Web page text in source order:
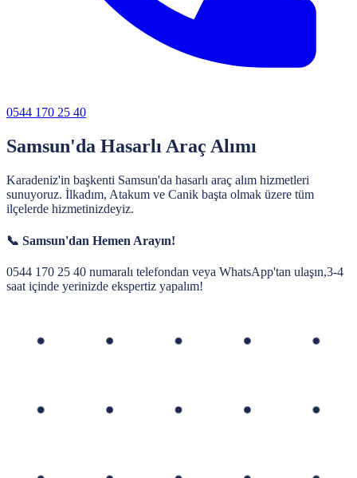
0544 170 25 40
Samsun'da Hasarlı Araç Alımı
Karadeniz'in başkenti Samsun'da hasarlı araç alım hizmetleri
sunuyoruz. İlkadım, Atakum ve Canik başta olmak üzere tüm
ilçelerde hizmetinizdeyiz.
📞 Samsun'dan Hemen Arayın!
0544 170 25 40 numaralı telefondan veya WhatsApp'tan ulaşın,3-4
saat içinde yerinizde ekspertiz yapalım!